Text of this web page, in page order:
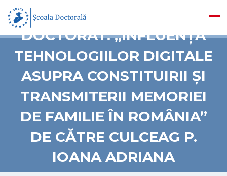
SUSȚINEREA TEZEI DE
DOCTORAT: „INFLUENȚA
TEHNOLOGIILOR DIGITALE
ASUPRA CONSTITUIRII ȘI
TRANSMITERII MEMORIEI
DE FAMILIE ÎN ROMÂNIA”
DE CĂTRE CULCEAG P.
IOANA ADRIANA